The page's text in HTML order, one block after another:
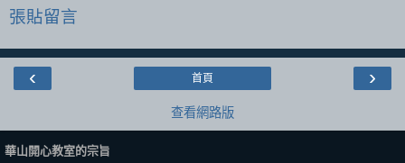
張貼留言
‹ ›
首頁
查看網路版
華山開心教室的宗旨